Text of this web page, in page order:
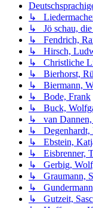
↳
↳ Jö schau, die
↳ Fendrich,
↳ Hirsch,
↳ Christliche
↳ Bierhorst,
↳ Biermann,
↳ Bode, Frank
↳ Buck,
↳ van Dannen,
↳ Degenhardt,
↳ Ebstein,
↳ Eisbrenner,
↳ Gerbig,
↳ Graumann,
↳
↳ Gutzeit,